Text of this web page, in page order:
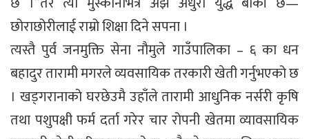
छोराछोरीलाई राम्रो शिक्षा दिने सपना ।
त्यस्तै पुर्व जनमुक्ति सेना नौमुले गाउँपालिका – ६ का धन
बहादुर तारामी मगरले व्यवसायिक तरकारी खेती गर्नुभएको छ
। खड्गरानाको घरछेउमै उहाँले तारामी आधुनिक नर्सरी कृषि
तथा पशुपक्षी फर्म दर्ता गरेर चार रोपनी खेतमा व्यावसायिक